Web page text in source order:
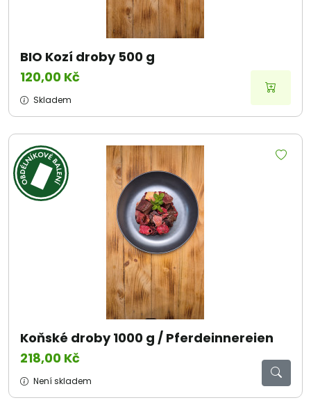
BIO Kozí droby 500 g
120,00 Kč
Skladem
Koňské droby 1000 g / Pferdeinnereien
218,00 Kč
Není skladem